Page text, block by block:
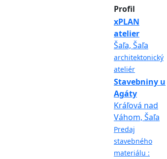
Profil
xPLAN
atelier
Šaľa, Šaľa
architektonický
ateliér
Stavebniny u
Agáty
Kráľová nad
Váhom, Šaľa
Predaj
stavebného
materiálu :